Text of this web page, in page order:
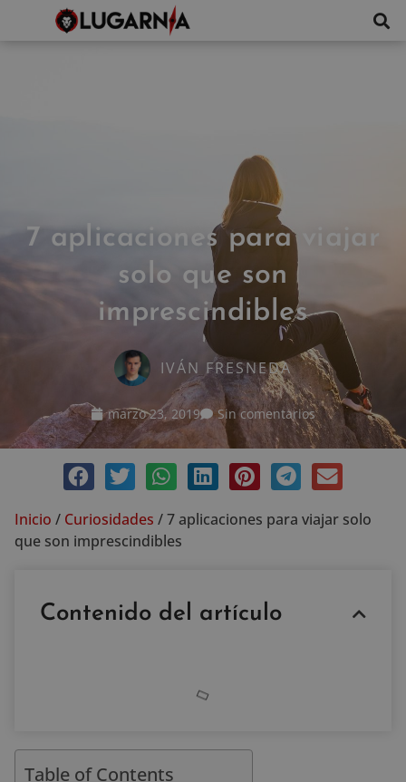
7 aplicaciones para viajar
solo que son
imprescindibles
IVÁN FRESNEDA
marzo 23, 2019 Sin comentarios
Inicio / Curiosidades /7 aplicaciones para viajar solo
que son imprescindibles
Contenido del artículo
Table of Contents